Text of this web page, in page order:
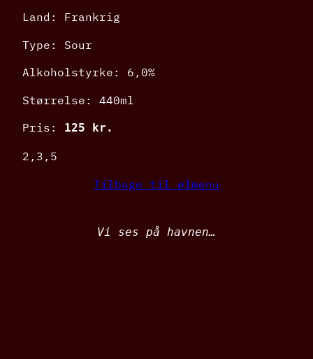
Land: Frankrig
Type: Sour
Alkoholstyrke: 6,0%
Størrelse: 440ml
Pris:
125 kr.
2,3,5
Tilbage til ølmenu
Vi ses på havnen…